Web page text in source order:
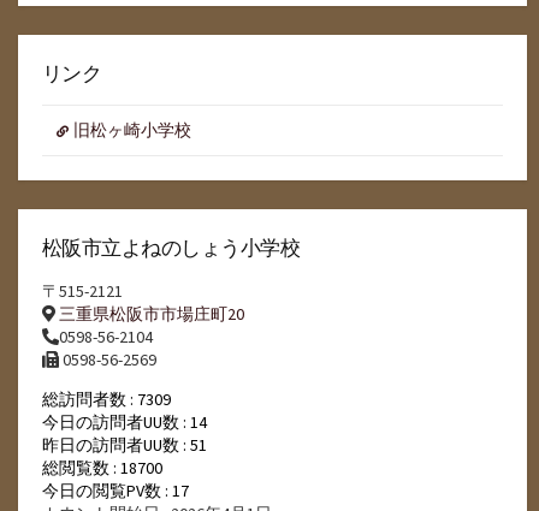
リンク
旧松ヶ崎小学校
松阪市立よねのしょう小学校
〒515-2121
三重県松阪市市場庄町20
0598-56-2104
0598-56-2569
総訪問者数 : 7309
今日の訪問者UU数 : 14
昨日の訪問者UU数 : 51
総閲覧数 : 18700
今日の閲覧PV数 : 17